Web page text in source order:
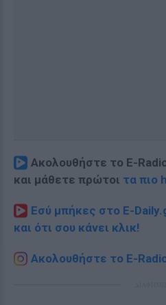
Ακολουθήστε το E-
και μάθετε πρώτοι τα πιο
Εσύ μπήκες στο E-
και ότι σου κάνει κλικ!
Ακολουθήστε το E-